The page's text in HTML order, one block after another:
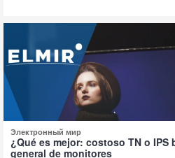
Электронный мир
¿Qué es mejor: costoso TN o IPS
general de monitores